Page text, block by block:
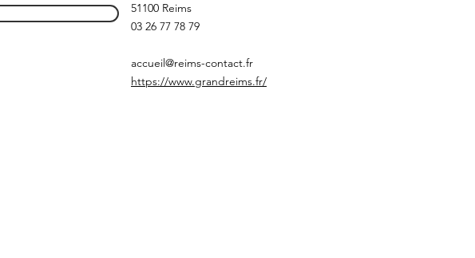
51100 Reims
03 26 77 78 79
accueil@reims-contact.fr
https://www.grandreims.fr/